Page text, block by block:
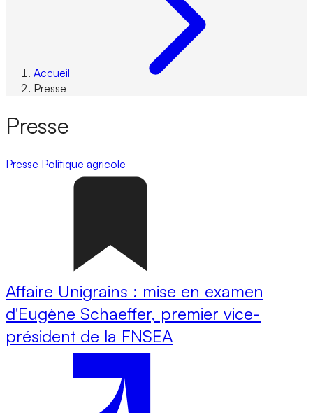
Accueil
Presse
Presse
Presse Politique agricole
Affaire Unigrains : mise en examen
d'Eugène Schaeffer, premier vice-
président de la FNSEA